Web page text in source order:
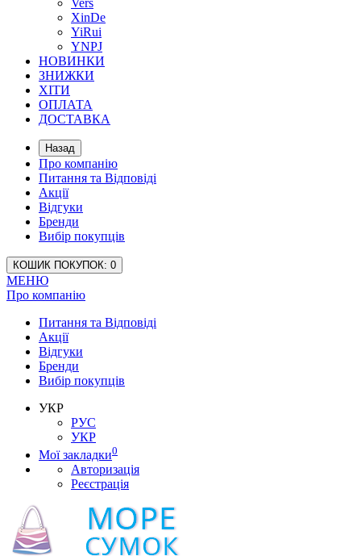
Vers
XinDe
YiRui
YNPJ
НОВИНКИ
ЗНИЖКИ
ХІТИ
ОПЛАТА
ДОСТАВКА
Назад
Про компанію
Питання та Відповіді
Акції
Відгуки
Бренди
Вибір покупців
КОШИК ПОКУПОК: 0
МЕНЮ
Про компанію
Питання та Відповіді
Акції
Відгуки
Бренди
Вибір покупців
УКР
РУС
УКР
Мої закладки0
Авторизація
Реєстрація